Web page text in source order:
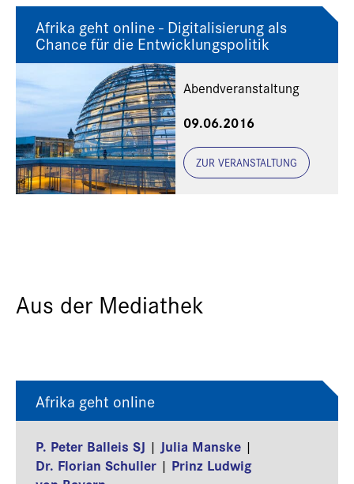
Afrika geht online - Digitalisierung als
Chance für die Entwicklungspolitik
Abendveranstaltung
09.06.2016
ZUR VERANSTALTUNG
Aus der Mediathek
Afrika geht online
P. Peter Balleis SJ | Julia Manske |
Dr. Florian Schuller | Prinz Ludwig